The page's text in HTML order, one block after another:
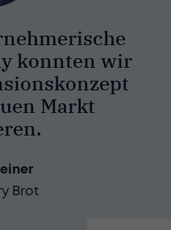
konnten wir
Markt
Brot